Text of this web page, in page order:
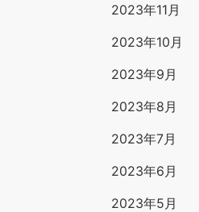
2023年11月
2023年10月
2023年9月
2023年8月
2023年7月
2023年6月
2023年5月